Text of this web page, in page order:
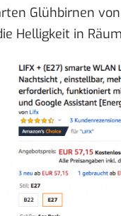
Glühbirnen von
Helligkeit in